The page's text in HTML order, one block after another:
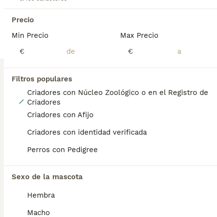
Precio
Min Precio
€
Max Precio
€
Filtros populares
Criadores con Núcleo Zoológico o en el Registro de
Criadores
Criadores con Afijo
Criadores con identidad verificada
Perros con Pedigree
Sexo de la mascota
Hembra
Macho
5
CAMADA TECKEL MINIATURA
Paradinas de San Juan